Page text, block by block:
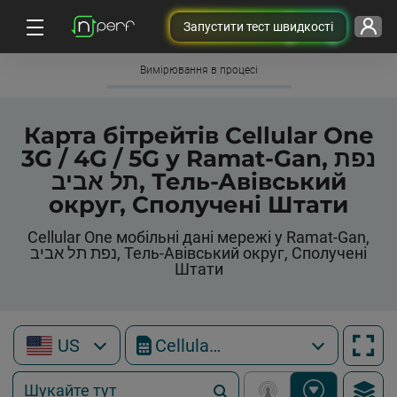
Запустити тест швидкості
Вимірювання в процесі
Карта бітрейтів Cellular One
3G / 4G / 5G у Ramat-Gan, נפת
תל אביב, Тель-Авівський
округ, Сполучені Штати
Cellular One мобільні дані мережі у Ramat-Gan,
נפת תל אביב, Тель-Авівський округ, Сполучені
Штати
US Cellular One